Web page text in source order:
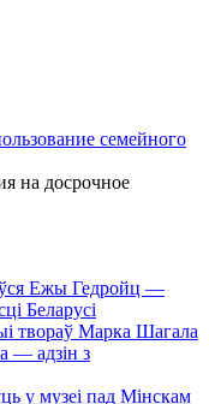
семейного
на досрочное
Ежы Гедройц —
Беларусі
твораў Марка Шагала
— адзін з
у музеі пад Мінскам